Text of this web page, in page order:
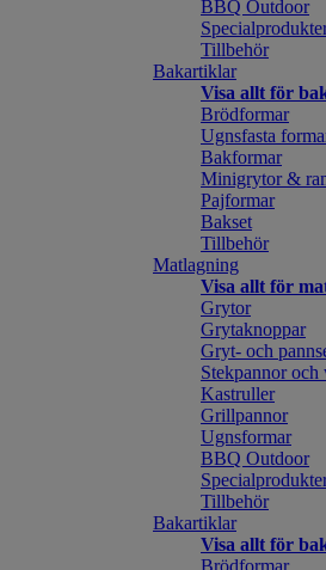
BBQ Outdoor
Tillbehör
Bakartiklar
Visa allt för
Brödformar
Ugnsfasta
Bakformar
Minigrytor &
Pajformar
Bakset
Tillbehör
Matlagning
Visa allt för
Grytor
Grytaknoppar
Gryt- och
Stekpannor
Kastruller
Grillpannor
Ugnsformar
BBQ Outdoor
Tillbehör
Bakartiklar
Visa allt för
Brödformar